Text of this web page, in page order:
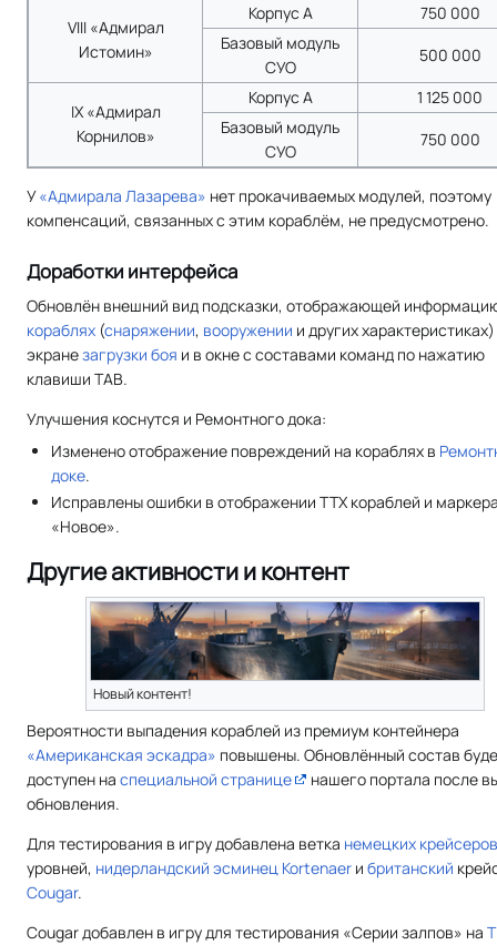
VIII «Адмирал
Истомин»
Корпус А
750 000
Базовый модуль
СУО
500 000
IX «Адмирал
Корнилов»
Корпус А
1 125 000
Базовый модуль
СУО
750 000
У«Адмирала Лазарева» нет прокачиваемых модулей, поэтому
компенсаций, связанных с этим кораблём, не предусмотрено.
Доработки интерфейса
Обновлён внешний вид подсказки, отображающей
кораблях (снаряжении, вооружении и других
экранезагрузки боя и в окне с составами команд по нажатию
клавиши TAB.
Улучшения коснутся и Ремонтного дока:
Изменено отображение повреждений на кораблях в
доке.
Исправлены ошибки в отображении ТТХ кораблей и
«Новое».
Другие активности и контент
Новый контент!
Вероятности выпадения кораблей из премиум контейнера
«Американская эскадра» повышены. Обновлённый состав
доступен на специальной странице
нашего портала после
обновления.
Для тестирования в игру добавлена ветка немецких крейсеров
уровней, нидерландский эсминец Kortenaer и британский
Cougar.
Cougar добавлен в игру для тестирования «Серии залпов» на